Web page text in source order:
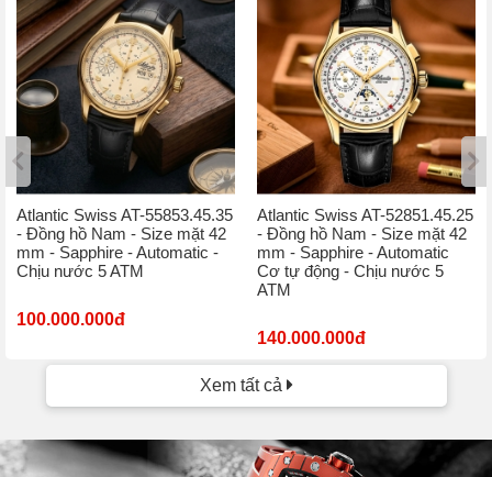
Atlantic Swiss AT-55853.45.35
- Đồng hồ Nam - Size mặt 42
mm - Sapphire - Automatic -
Chịu nước 5 ATM
100.000.000đ
Atlantic Swiss AT-52851.45.25
- Đồng hồ Nam - Size mặt 42
mm - Sapphire - Automatic
Cơ tự động - Chịu nước 5
ATM
140.000.000đ
Xem tất cả